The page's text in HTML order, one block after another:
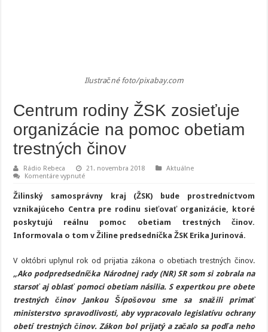
Ilustračné foto/pixabay.com
Centrum rodiny ŽSK zosieťuje
organizácie na pomoc obetiam
trestných činov
Rádio Rebeca 21. novembra 2018
Aktuálne
Komentáre vypnuténa
rodiny
ŽSK
zosieťuje
organizácie
na
pomoc
obetiam
Žilinský samosprávny kraj (ŽSK) bude prostredníctvom
vznikajúceho Centra pre rodinu sieťovať organizácie, ktoré
poskytujú reálnu pomoc obetiam trestných činov.
Informovala o tom v Žiline predsedníčka ŽSK Erika Jurinová.
V októbri uplynul rok od prijatia zákona o obetiach trestných činov.
„Ako podpredsedníčka Národnej rady (NR) SR som si zobrala na
starsoť aj oblasť pomoci obetiam násilia. S expertkou pre obete
trestných činov Jankou Šípošovou sme sa snažili primať
ministerstvo spravodlivosti, aby vypracovalo legislatívu ochrany
obetí trestných činov. Zákon bol prijatý a začalo sa podľa neho